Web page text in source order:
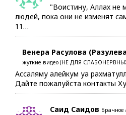
"Воистину, Аллах не
людей, пока они не изменят
11…
Венера Расулова
жуткие видео (НЕ ДЛЯ
Ассаляму алейкум уа
Дайте пожалуйста контакты
Саид Саидов Брачное